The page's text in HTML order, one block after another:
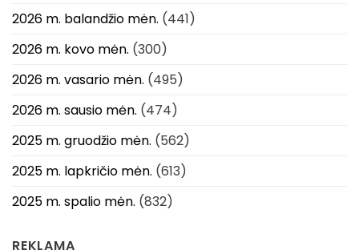
2026 m. balandžio mėn. (441)
2026 m. kovo mėn. (300)
2026 m. vasario mėn. (495)
2026 m. sausio mėn. (474)
2025 m. gruodžio mėn. (562)
2025 m. lapkričio mėn. (613)
2025 m. spalio mėn. (832)
REKLAMA